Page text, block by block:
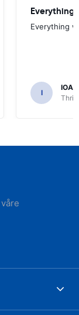
Everything
Everything
I